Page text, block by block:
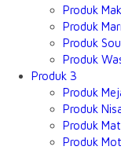
Produk
Produk
Produk
Produk
Produk 3
Produk
Produk
Produk
Produk